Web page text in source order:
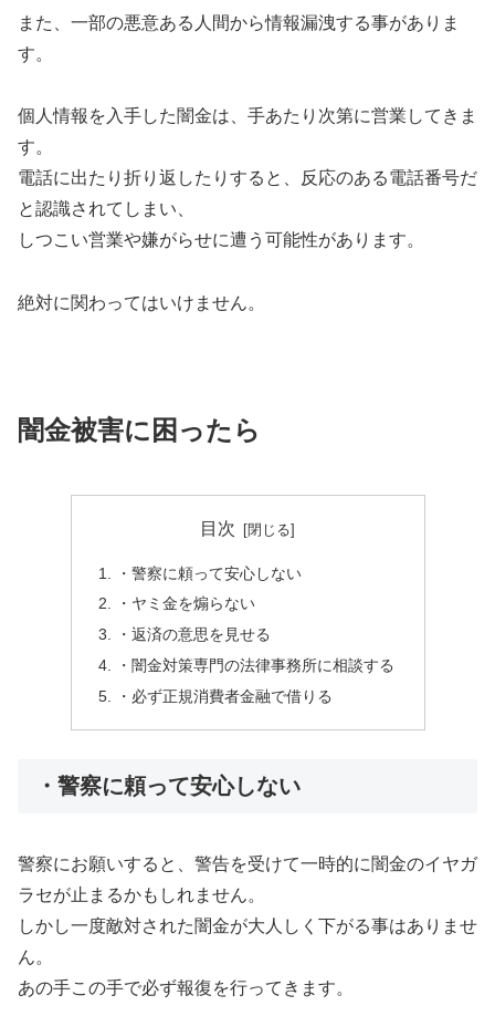
また、一部の悪意ある人間から情報漏洩する事がありま
す。
個人情報を入手した闇金は、手あたり次第に営業してきま
す。
電話に出たり折り返したりすると、反応のある電話番号だ
と認識されてしまい、
しつこい営業や嫌がらせに遭う可能性があります。
絶対に関わってはいけません。
闇金被害に困ったら
目次
・警察に頼って安心しない
・ヤミ金を煽らない
・返済の意思を見せる
・闇金対策専門の法律事務所に相談する
・必ず正規消費者金融で借りる
・警察に頼って安心しない
警察にお願いすると、警告を受けて一時的に闇金のイヤガ
ラセが止まるかもしれません。
しかし一度敵対された闇金が大人しく下がる事はありませ
ん。
あの手この手で必ず報復を行ってきます。